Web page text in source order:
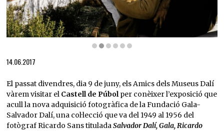
14.06.2017
El passat divendres, dia 9 de juny, els Amics dels Museus Dalí
vàrem visitar el Castell de Púbolper conèixer l’exposició que
acull la nova adquisició fotogràfica de la Fundació Gala-
Salvador Dalí, una col·lecció que va del 1949 al 1956 del
fotògraf Ricardo Sans tituladaSalvador Dalí, Gala, Ricardo